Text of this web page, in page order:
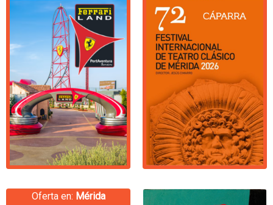
Oferta en: Mérida